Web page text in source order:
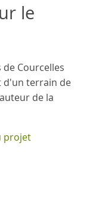
le
Courcelles
d'un terrain de
de la
projet